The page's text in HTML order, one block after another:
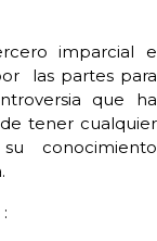
imparcial e
las partes para
que ha
tener cualquier
su conocimiento
: